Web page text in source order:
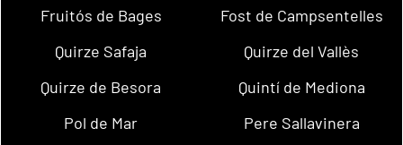
Fruitós de Bages
Fost de Campsentelles
Quirze Safaja
Quirze del Vallès
Quirze de Besora
Quintí de Mediona
Pol de Mar
Pere Sallavinera